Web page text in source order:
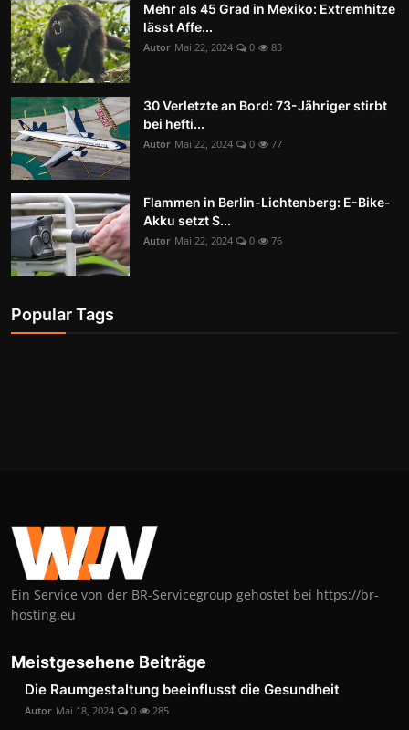
Mehr als 45 Grad in Mexiko: Extremhitze
lässt Affe...
Autor Mai 22, 2024 0 83
30 Verletzte an Bord: 73-Jähriger stirbt
bei hefti...
Autor Mai 22, 2024 0 77
Flammen in Berlin-Lichtenberg: E-Bike-
Akku setzt S...
Autor Mai 22, 2024 0 76
Popular Tags
Ein Service von der BR-Servicegroup gehostet bei https://br-
hosting.eu
Meistgesehene Beiträge
Die Raumgestaltung beeinflusst die Gesundheit
Autor Mai 18, 2024 0 285